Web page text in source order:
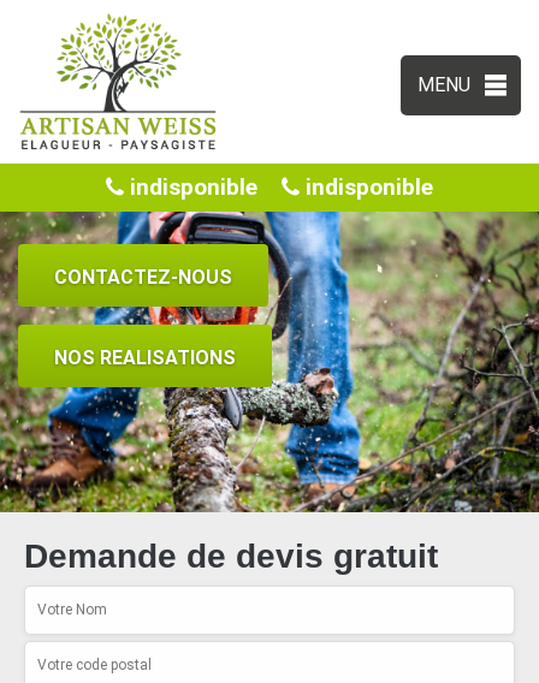
MENU
indisponible indisponible
CONTACTEZ-NOUS
NOS REALISATIONS
Demande de devis gratuit